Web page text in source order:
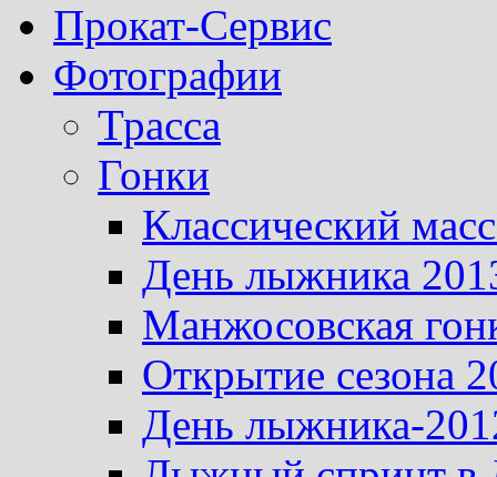
Прокат-Сервис
Фотографии
Трасса
Гонки
Классический
День лыжника
Манжосовская
Открытие сезона
День лыжника-